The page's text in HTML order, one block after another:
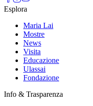
Esplora
Maria Lai
Mostre
News
Visita
Educazione
Ulassai
Fondazione
Info & Trasparenza